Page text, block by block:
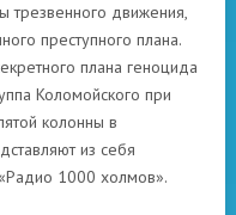
трезвенного движения,
преступного плана.
плана геноцида
Коломойского при
колонны в
из себя
1000 холмов».